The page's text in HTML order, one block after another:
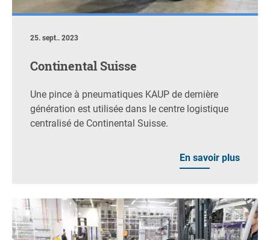
25. sept.. 2023
Continental Suisse
Une pince à pneumatiques KAUP de dernière
génération est utilisée dans le centre logistique
centralisé de Continental Suisse.
En savoir plus